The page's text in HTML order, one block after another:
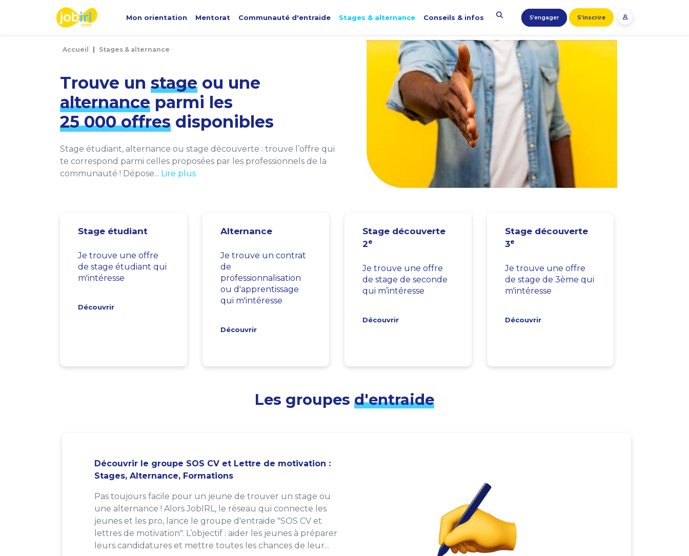
Mon orientation Mentorat Communauté d'entraide Stages & alternance Conseils & infos S’engager S'inscrire
Accueil Stages & alternance
Trouve un stage ou une
alternance parmi les
25 000 offres disponibles
Stage étudiant, alternance ou stage découverte : trouve l’offre qui
te correspond parmi celles proposées par les professionnels de la
communauté ! Dépose... Lire plus
Stage étudiant
Je trouve une offre
de stage étudiant qui
m'intéresse
Découvrir
Alternance
Je trouve un contrat
de
professionnalisation
ou d'apprentissage
qui m'intéresse
Découvrir
Stage découverte
2e
Je trouve une offre
de stage de seconde
qui m’intéresse
Découvrir
Stage découverte
3e
Je trouve une offre
de stage de 3ème qui
m'intéresse
Découvrir
Les groupes d'entraide
Découvrir le groupe SOS CV et Lettre de motivation :
Stages, Alternance, Formations
Pas toujours facile pour un jeune de trouver un stage ou
une alternance ! Alors JobIRL, le réseau qui connecte les
jeunes et les pro, lance le groupe d'entraide "SOS CV et
lettres de motivation". L’objectif : aider les jeunes à préparer
leurs candidatures et mettre toutes les chances de leur...
Panneau de gestion des cookies